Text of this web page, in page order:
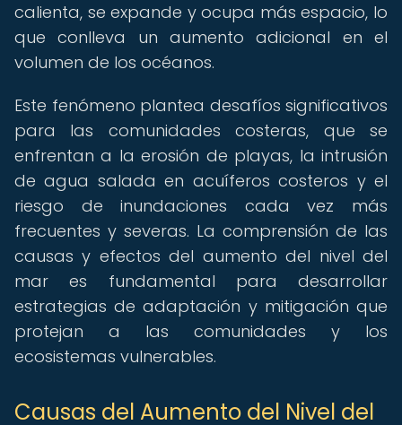
calienta, se expande y ocupa más espacio, lo
que conlleva un aumento adicional en el
volumen de los océanos.
Este fenómeno plantea desafíos significativos
para las comunidades costeras, que se
enfrentan a la erosión de playas, la intrusión
de agua salada en acuíferos costeros y el
riesgo de inundaciones cada vez más
frecuentes y severas. La comprensión de las
causas y efectos del aumento del nivel del
mar es fundamental para desarrollar
estrategias de adaptación y mitigación que
protejan a las comunidades y los
ecosistemas vulnerables.
Causas del Aumento del Nivel del